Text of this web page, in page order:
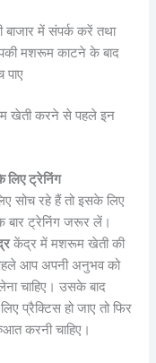
में संपर्क करें तथा
मशरूम काटने के बाद
पाए
खेती करने से पहले इन
ट्रेनिंग
सोच रहे हैं तो इसके लिए
बार ट्रेनिंग जरूर लें।
केंद्र में मशरूम खेती की
आप अपनी अनुभव को
चाहिए। उसके बाद
प्रैक्टिस हो जाए तो फिर
करनी चाहिए।